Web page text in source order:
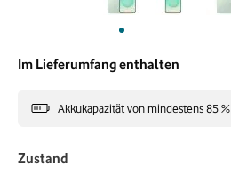
Im Lieferumfang enthalten
Akkukapazität von mindestens 85 %
Zustand